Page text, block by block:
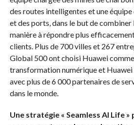
des routes intelligentes et une équipe
et des ports, dans le but de combiner
manière à répondre plus
clients. Plus de 700 villes et 267
Global 500 ont choisi Huawei
transformation numérique et
avec plus de 6 000 partenaires de
dans le monde.
Une stratégie « Seamless AI Life »